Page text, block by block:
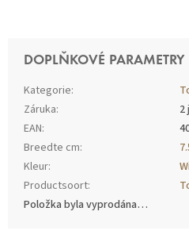
DOPLŇKOVÉ PARAMETRY
Kategorie:
Záruka:
2
EAN:
Breedte cm:
Kleur:
Productsoort:
Položka byla vyprodána…